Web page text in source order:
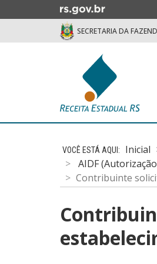
para
Ir
SECRETARIA DA
Inicial
AIDF
Contribuinte